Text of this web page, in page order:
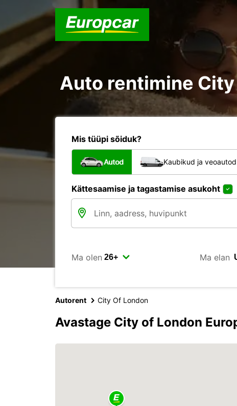
Auto rentimine
Mis tüüpi sõiduk?
Autod Kaubikud ja veoautod
Kättesaamise ja tagastamise asukoht
Ma olen Ma elan
Autorent City Of London
Avastage City of London